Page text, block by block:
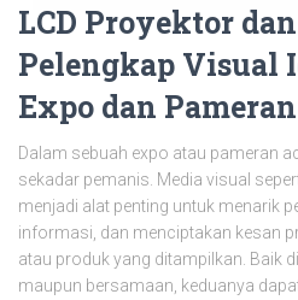
LCD Proyektor
Pelengkap Visual
Expo dan
Dalam sebuah expo atau pameran
sekadar pemanis. Media visual
menjadi alat penting untuk menarik
informasi, dan menciptakan kesan
atau produk yang ditampilkan. Baik
maupun bersamaan, keduanya